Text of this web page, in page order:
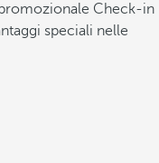
Check-in
speciali nelle